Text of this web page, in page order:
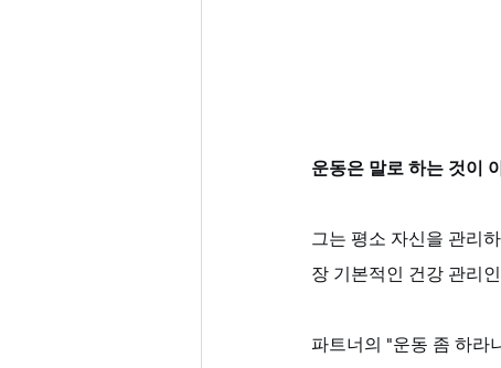
운동은 말로 하는 것이
그는 평소 자신을 관리
장 기본적인 건강 관리
파트너의 "운동 좀 하라